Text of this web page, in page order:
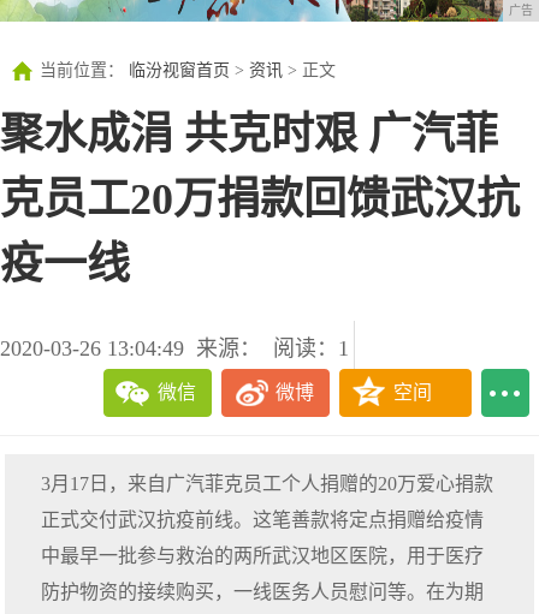
广告
当前位置： 临汾视窗首页 > 资讯 > 正文
聚水成涓 共克时艰 广汽菲
克员工20万捐款回馈武汉抗
疫一线
2020-03-26 13:04:49 来源： 阅读：1
微信 微博 空间
3月17日，来自广汽菲克员工个人捐赠的20万爱心捐款
正式交付武汉抗疫前线。这笔善款将定点捐赠给疫情
中最早一批参与救治的两所武汉地区医院，用于医疗
防护物资的接续购买，一线医务人员慰问等。在为期